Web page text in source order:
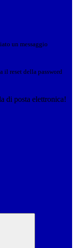
un messaggio
il reset della password
di posta elettronica!